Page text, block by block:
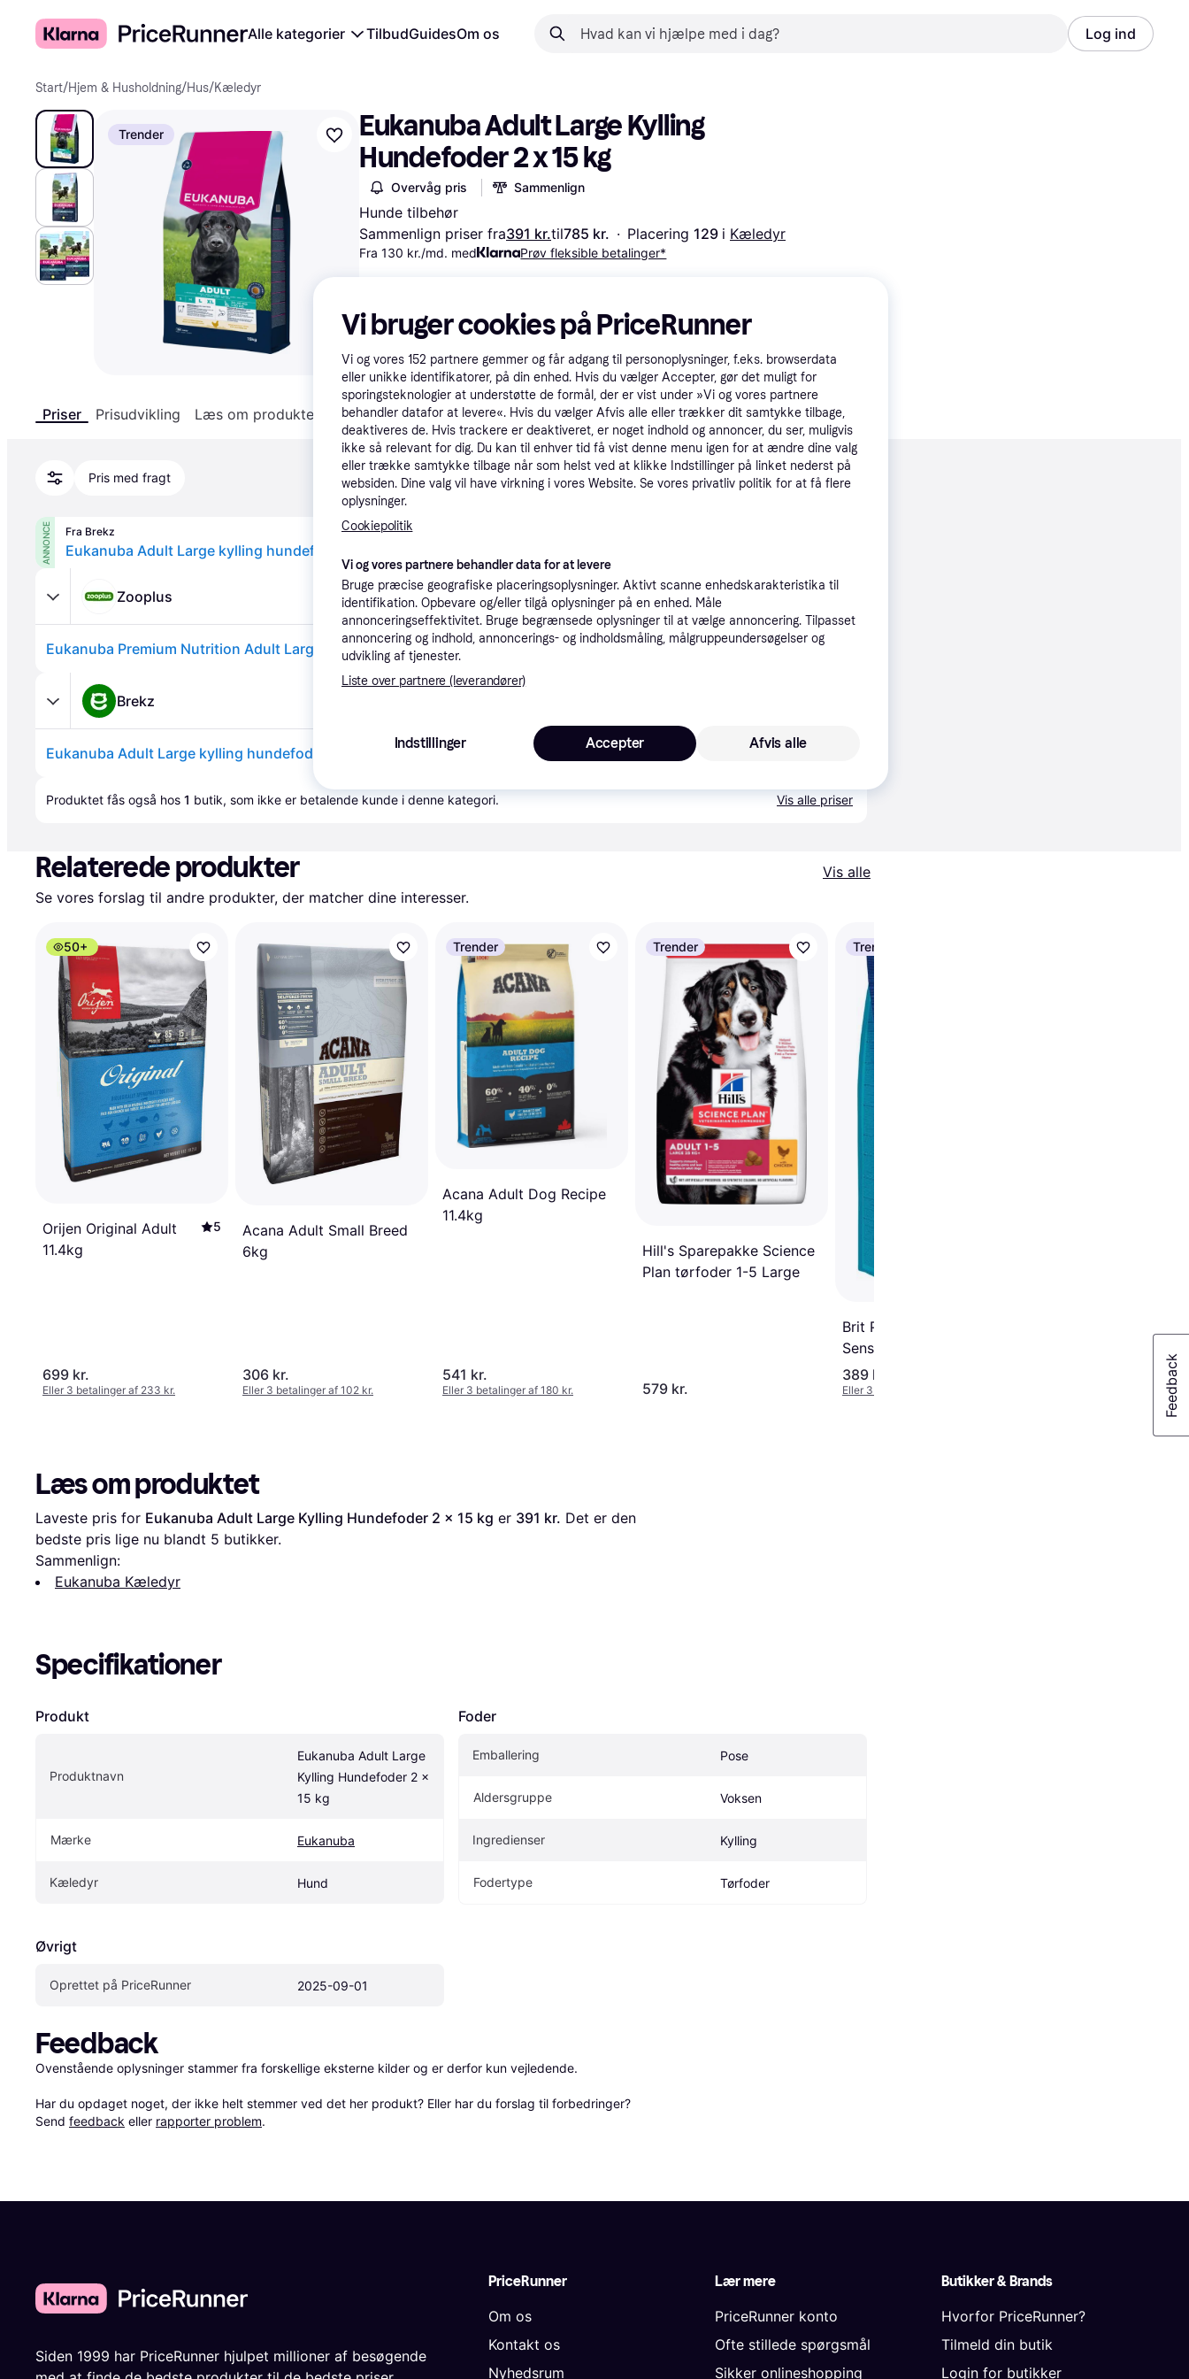
Alle kategorier TilbudGuidesOm os Log ind
Start/Hjem & Husholdning/Hus/Kæledyr
Trender
Eukanuba Adult Large Kylling
Hundefoder 2 x 15 kg
Overvåg pris Sammenlign
Hunde tilbehør
Sammenlign priser fra391 kr.til785 kr. · Placering 129 i Kæledyr
Fra 130 kr./md. med Prøv fleksible betalinger*
Priser Prisudvikling Læs om produktet Specifikationer
Pris med fragt Promoveret
ANNONCE Fra Brekz
Eukanuba Adult Large kylling hundefoder 2 x 15 kg
Zooplus
Laveste pris 19 kr. fragt 2-4 dage 391 kr.
Brekz
Eukanuba Adult Large kylling hundefoder 2 x 15 kg Fri fragt 5-8 dage 663 kr.
Produktet fås også hos 1 butik, som ikke er betalende kunde i denne kategori. Vis alle priser
Relaterede produkter
Vis alle
Se vores forslag til andre produkter, der matcher dine interesser.
50+
Orijen Original Adult
11.4kg
5
699 kr.
Eller 3 betalinger af 233 kr.
Acana Adult Small Breed
6kg
306 kr.
Eller 3 betalinger af 102 kr.
Trender
Acana Adult Dog Recipe
11.4kg
541 kr.
Eller 3 betalinger af 180 kr.
Trender
Hill's Sparepakke Science
Plan tørfoder 1-5 Large
579 kr.
Trender
Brit Premium by Nature
Sensitive Lam & Ris 15kg
389 kr.
Eller 3 betalinger af 130 kr. Eller 3 betalinger af 146 kr.
Læs om produktet
Laveste pris for Eukanuba Adult Large Kylling Hundefoder 2 x 15 kg er 391 kr. Det er den
bedste pris lige nu blandt 5 butikker.
Sammenlign:
Eukanuba Kæledyr
Specifikationer
Produkt
Produktnavn
Eukanuba Adult Large
Kylling Hundefoder 2 x
15 kg
Mærke Eukanuba
Kæledyr Hund
Øvrigt
Oprettet på PriceRunner 2025-09-01
Foder
Emballering Pose
Aldersgruppe Voksen
Ingredienser Kylling
Fodertype Tørfoder
Feedback
Ovenstående oplysninger stammer fra forskellige eksterne kilder og er derfor kun vejledende.
Har du opdaget noget, der ikke helt stemmer ved det her produkt? Eller har du forslag til forbedringer?
Send feedback eller rapporter problem.
PriceRunner
Om os
Kontakt os
Nyhedsrum
Lær mere
PriceRunner konto
Ofte stillede spørgsmål
Sikker onlineshopping
Butikker & Brands
Hvorfor PriceRunner?
Tilmeld din butik
Login for butikker
Siden 1999 har PriceRunner hjulpet millioner af besøgende
Vi bruger cookies på PriceRunner
Vi og vores 152 partnere gemmer og får adgang til personoplysninger, f.eks. browserdata
eller unikke identifikatorer, på din enhed. Hvis du vælger Accepter, gør det muligt for
sporingsteknologier at understøtte de formål, der er vist under »Vi og vores partnere
behandler datafor at levere«. Hvis du vælger Afvis alle eller trækker dit samtykke tilbage,
deaktiveres de. Hvis trackere er deaktiveret, er noget indhold og annoncer, du ser, muligvis
ikke så relevant for dig. Du kan til enhver tid få vist denne menu igen for at ændre dine valg
eller trække samtykke tilbage når som helst ved at klikke Indstillinger på linket nederst på
websiden. Dine valg vil have virkning i vores Website. Se vores privatliv politik for at få flere
oplysninger.
Cookiepolitik
Vi og vores partnere behandler data for at levere
Bruge præcise geografiske placeringsoplysninger. Aktivt scanne enhedskarakteristika til
identifikation. Opbevare og/eller tilgå oplysninger på en enhed. Måle
annonceringseffektivitet. Bruge begrænsede oplysninger til at vælge annoncering. Tilpasset
annoncering og indhold, annoncerings- og indholdsmåling, målgruppeundersøgelser og
udvikling af tjenester.
Liste over partnere (leverandører)
Indstillinger Afvis alle
Accepter